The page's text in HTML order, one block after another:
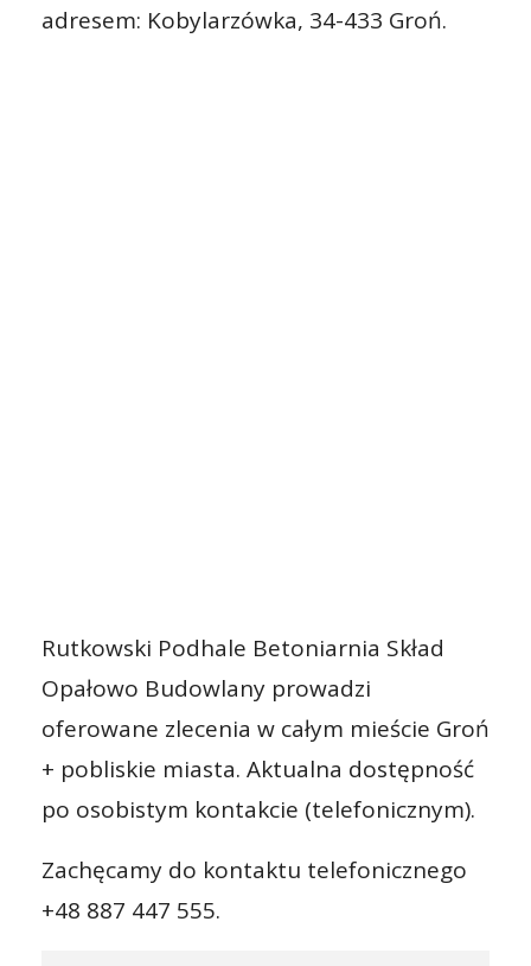
adresem: Kobylarzówka, 34-433 Groń.
Rutkowski Podhale Betoniarnia Skład
Opałowo Budowlany prowadzi
oferowane zlecenia w całym mieście Groń
+ pobliskie miasta. Aktualna dostępność
po osobistym kontakcie (telefonicznym).
Zachęcamy do kontaktu telefonicznego
+48 887 447 555.